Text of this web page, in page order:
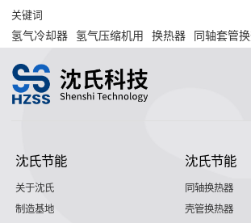
关键词
氢气冷却器 氢气压缩机用 换热器 同轴套管
沈氏节能
关于沈氏
制造基地
沈氏节能
同轴换热器
壳管换热器